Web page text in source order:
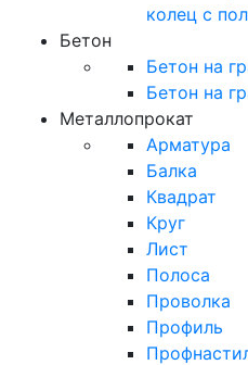
колец с
Бетон
Бетон на
Бетон на
Металлопрокат
Арматура
Балка
Квадрат
Круг
Лист
Полоса
Проволка
Профиль